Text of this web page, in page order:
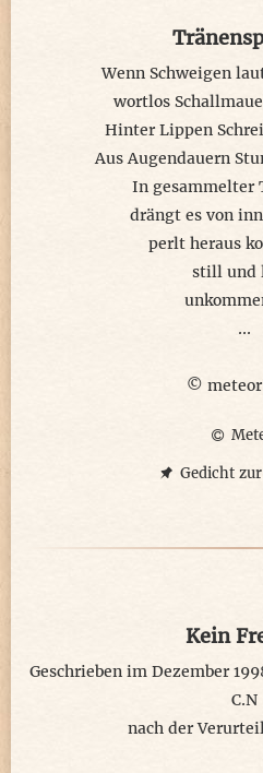
ob der
ob der
ob der
bis der Moment
wo die Sonne
wo meine Furcht
als Schimmer zum
~∆~
mit Triggern,
wüsste man
Wenn Schweigen
wortlos
Hinter Lippen
Aus Augendauern
In gesammelter
drängt es von
perlt heraus
still und
...
© meteor
Gedicht
Kein
Geschrieben im Dezember
C.N
nach der